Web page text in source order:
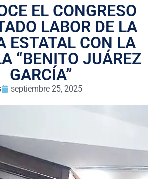
EL CONGRESO
LABOR DE LA
ESTATAL CON LA
“BENITO JUÁREZ
GARCÍA”
septiembre 25, 2025